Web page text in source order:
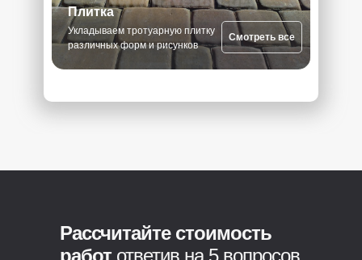
Плитка
Укладываем тротуарную плитку
различных форм и рисунков
Смотреть все
Рассчитайте стоимость